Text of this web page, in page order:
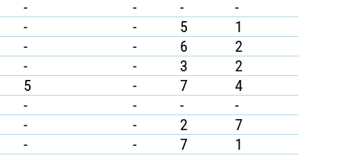
-
- -
-
-
- 5
1
-
- 6
2
-
- 3
2
5
- 7
4
-
- -
-
-
- 2
7
-
- 7
1